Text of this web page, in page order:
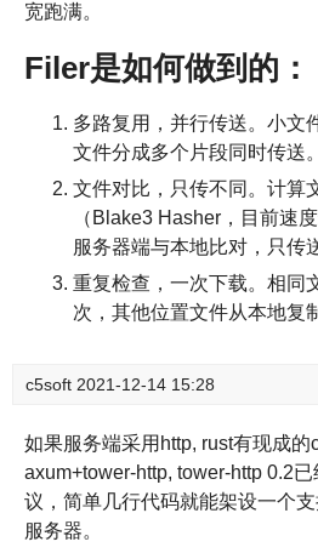
宽跑满。
Filer是如何做到的：
多路复用，并行传送。小文
文件分成多个片段同时传送。
文件对比，只传不同。计算
（Blake3 Hasher，目前速
服务器端与本地比对，只传
重复检查，一次下载。相同
次，其他位置文件从本地复
c5soft 2021-12-14 15:28
如果服务端采用http, rust有现成的
axum+tower-http, tower-http 0.2
议，简单几行代码就能架设一个
服务器。